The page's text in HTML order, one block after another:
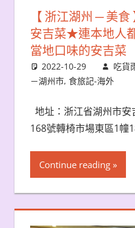
【 浙江湖州 ─ 美
安吉菜★連本地人
當地口味的安吉菜
2022-10-29 吃貨
－湖州市, 食旅記-海外
地址：浙江省湖州市
168號轉椅市場東區1幢
Continue reading